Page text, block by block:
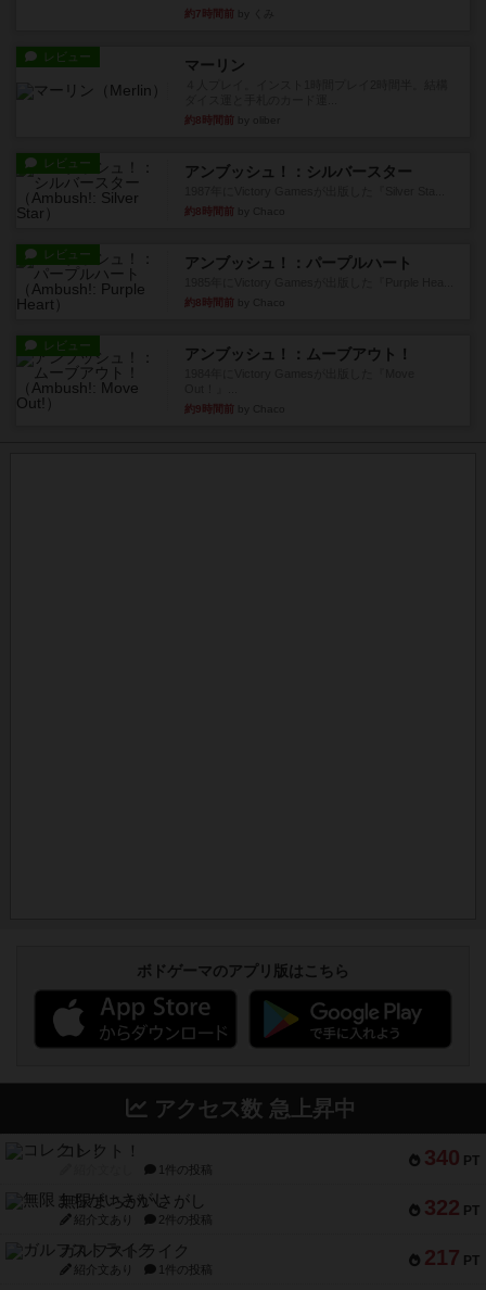
約7時間前
レビュー マーリン
約8時間前
レビュー アンブッシュ！：シルバースター
約8時間前
レビュー アンブッシュ！：パープルハート
約8時間前
レビュー アンブッシュ！：ムーブアウト！
約9時間前
ボドゲーマのアプリ版はこちら
アクセス数 急上昇中
340 PT
コレクト！
1件の投稿
322 PT
無限まちがいさがし
紹介文あり 2件の投稿
217 PT
ガルフストライク
紹介文あり 1件の投稿